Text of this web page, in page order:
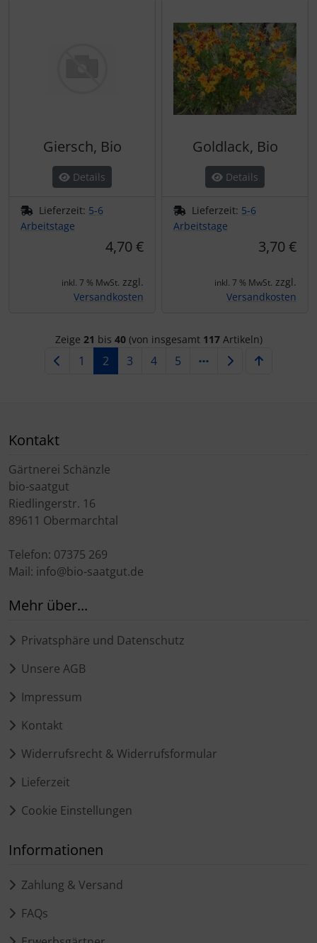
Giersch, Bio
Details
Lieferzeit: 5-6
Arbeitstage
4,70 €
inkl. 7 % MwSt. zzgl.
Versandkosten
Goldlack, Bio
Details
Lieferzeit: 5-6
Arbeitstage
3,70 €
inkl. 7 % MwSt. zzgl.
Versandkosten
Zeige 21 bis 40(von insgesamt 117Artikeln)
1 2 3 4 5
Kontakt
Gärtnerei Schänzle
bio-saatgut
Riedlingerstr. 16
89611 Obermarchtal
Telefon: 07375 269
Mail: info@bio-saatgut.de
Mehr über...
Privatsphäre und Datenschutz
Unsere AGB
Impressum
Kontakt
Widerrufsrecht & Widerrufsformular
Lieferzeit
Cookie Einstellungen
Informationen
Zahlung & Versand
FAQs